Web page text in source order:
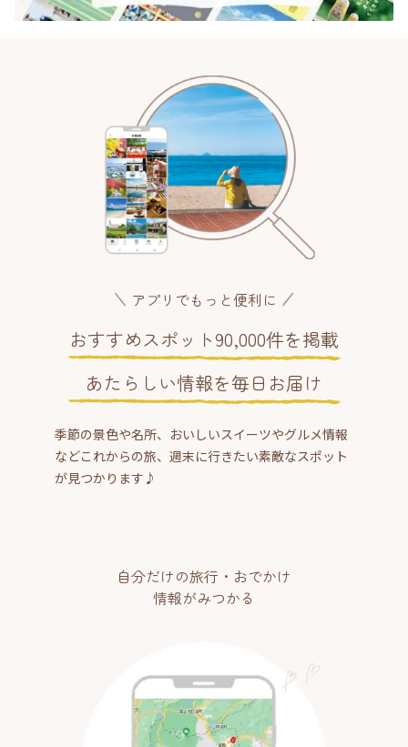
アプリでもっと便利に
おすすめスポット90,000件を掲載
あたらしい情報を毎日お届け
季節の景色や名所、おいしいスイーツやグルメ情報
などこれからの旅、週末に行きたい素敵なスポット
が見つかります♪
自分だけの旅行・おでかけ
情報がみつかる